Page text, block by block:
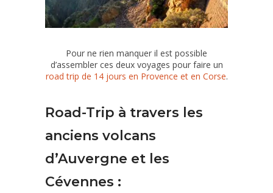
Pour ne rien manquer il est possible
d’assembler ces deux voyages pour faire un
road trip de 14 jours en Provence et en Corse.
Road-Trip à travers les
anciens volcans
d’Auvergne et les
Cévennes :